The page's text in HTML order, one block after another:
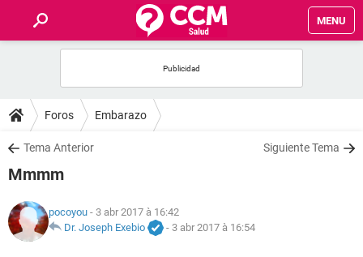
MENU
FORUMS
SALUD
NUTRICIÓN
Foros Embarazo
Tema Anterior Siguiente Tema
Mmmm
pocoyou - 3 abr 2017 à 16:42
Dr. Joseph Exebio
- 3 abr 2017 à 16:54